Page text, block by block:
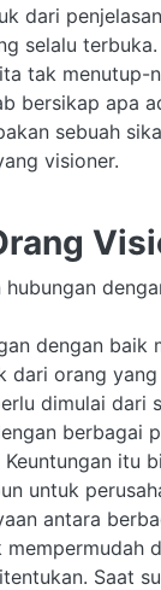
dari
selalu
tak menutup-
bersikap apa
sebuah
visioner.
hubungan
dengan baik
dari orang
dimulai dari
berbagai
itu
untuk
antara
mempermudah
Saat